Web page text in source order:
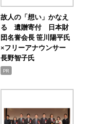
故人の「想い」かなえ
る 遺贈寄付 日本財
団名誉会長 笹川陽平氏
×フリーアナウンサー
長野智子氏
PR